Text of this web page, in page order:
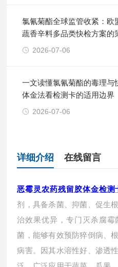
氯氰菊酯全球监管收紧：欧
蔬香辛料多品类快检方案的
2026-07-06
一文读懂氯氰菊酯的毒理
体金法看检测卡的适用边界
2026-07-06
详细介绍 在线留言
恶霉灵农药残留胶体金检测
剂，具备杀菌、抑菌、促生
治效果优异，专门灭杀腐
菌，能够有效预防猝倒病、
病害。因其水溶性好、渗透